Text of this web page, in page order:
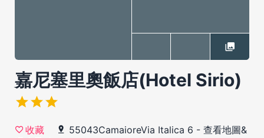
嘉尼塞里奧飯店(Hotel Sirio)
收藏 55043CamaioreVia Italica 6 - 查看地圖&